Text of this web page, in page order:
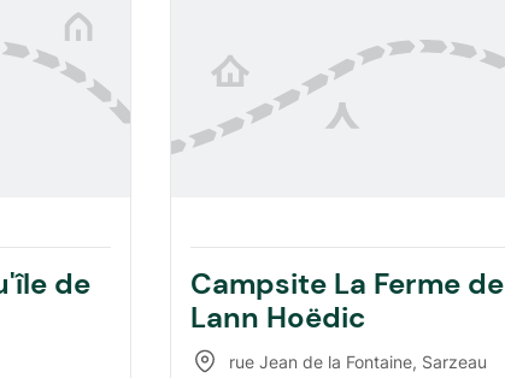
de
Campsite La Ferme de
Lann Hoëdic
rue Jean de la Fontaine, Sarzeau